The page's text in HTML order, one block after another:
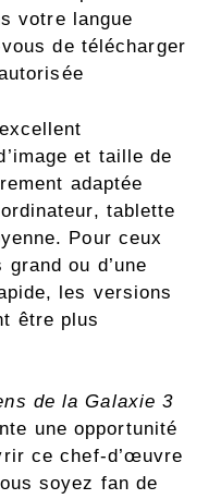
votre langue
de télécharger
et taille de
adaptée
tablette
Pour ceux
ou d’une
les versions
être plus
de la Galaxie 3
une opportunité
ce chef-d’œuvre
soyez fan de